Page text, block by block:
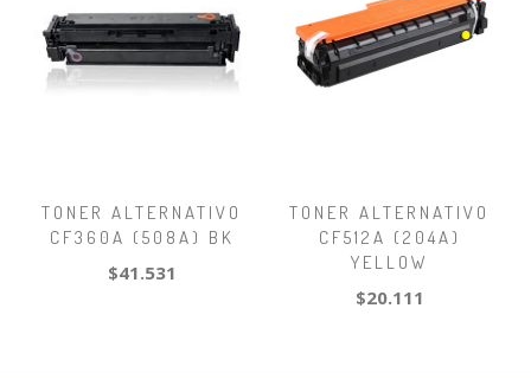
TONER ALTERNATIVO
CF360A (508A) BK
$41.531
TONER ALTERNATIVO
CF512A (204A)
YELLOW
$20.111